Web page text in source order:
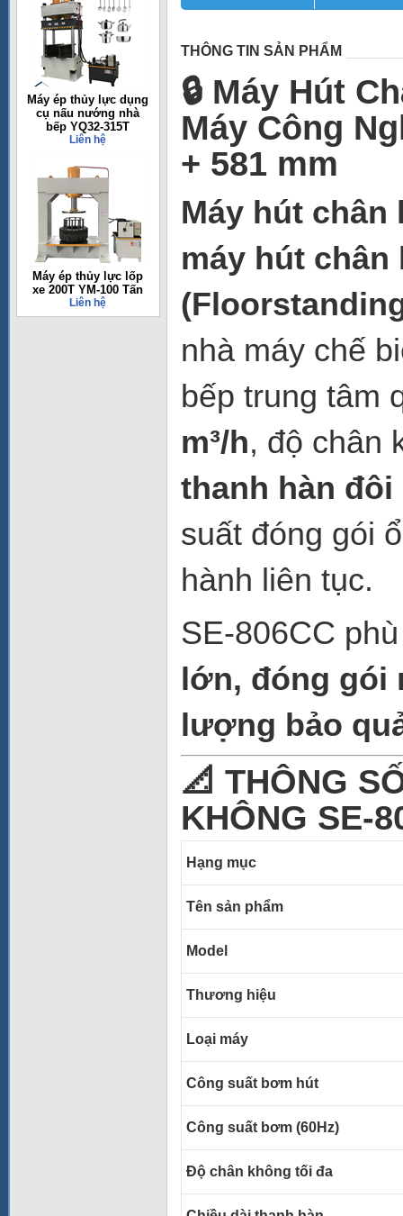
Máy ép thủy lực dụng
cụ nấu nướng nhà
bếp YQ32-315T
Liên hệ
Máy ép thủy lực lốp
xe 200T YM-100 Tấn
Liên hệ
THÔNG TIN SẢN PHẨM
🔒 Máy Hút
Máy Công
+ 581 mm
Máy hút chân
máy hút
nhà máy chế
bếp trung tâm
m³/h, độ chân
thanh hàn đôi
suất đóng gói
hành liên tục.
SE-806CC
lớn, đóng gói
lượng bảo
📐 THÔNG
KHÔNG SE-
Hạng mục
Tên sản phẩm
Model
Thương hiệu
Loại máy
Công suất bơm hút
Công suất bơm (60Hz)
Độ chân không tối đa